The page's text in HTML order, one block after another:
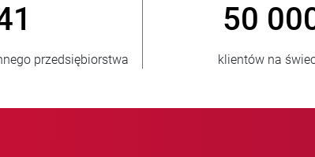
3 500 000
jednostek krajów